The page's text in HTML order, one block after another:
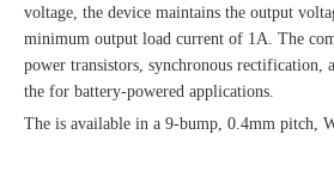
voltage, the device maintains the output
minimum output load current of 1A. The
power transistors, synchronous rectification,
the for battery-powered applications.
The is available in a 9-bump, 0.4mm pitch,